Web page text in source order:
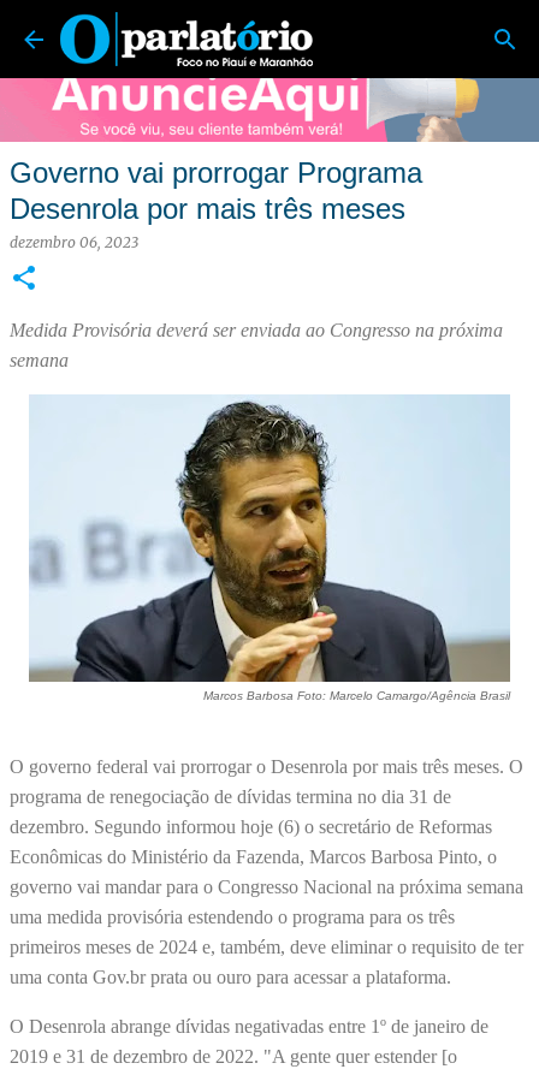
Pular para o conteúdo principal
O Parlatório | Foco no Piauí e Maranhão
Governo vai prorrogar Programa
Desenrola por mais três meses
dezembro 06, 2023
Medida Provisória deverá ser enviada ao Congresso na próxima
semana
Marcos Barbosa Foto: Marcelo Camargo/Agência Brasil
O governo federal vai prorrogar o Desenrola por mais três meses. O
programa de renegociação de dívidas termina no dia 31 de
dezembro. Segundo informou hoje (6) o secretário de Reformas
Econômicas do Ministério da Fazenda, Marcos Barbosa Pinto, o
governo vai mandar para o Congresso Nacional na próxima semana
uma medida provisória estendendo o programa para os três
primeiros meses de 2024 e, também, deve eliminar o requisito de ter
uma conta Gov.br prata ou ouro para acessar a plataforma.
O Desenrola abrange dívidas negativadas entre 1º de janeiro de
2019 e 31 de dezembro de 2022. "A gente quer estender [o